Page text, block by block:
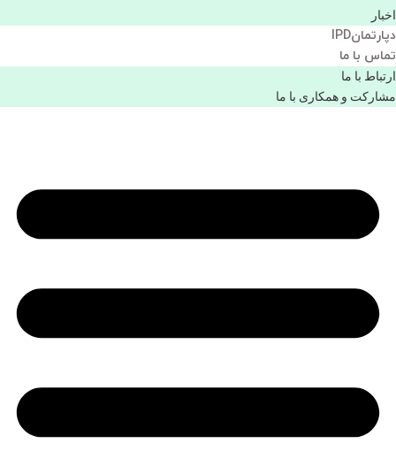
اخبار
دپارتمانIPD
تماس با ما
ارتباط با ما
مشاركت و همكاری با ما